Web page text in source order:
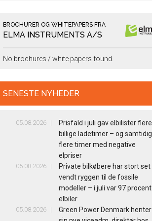
BROCHURER OG WHITEPAPERS FRA
ELMA INSTRUMENTS A/S
No brochures / white papers found.
SENESTE NYHEDER
05.08.2026
Prisfald i juli gav elbilister flere
billige ladetimer – og samtidig
flere timer med negative
elpriser
05.08.2026
Private bilkøbere har stort set
vendt ryggen til de fossile
modeller – i juli var 97 procent
elbiler
05.08.2026
Green Power Denmark henter